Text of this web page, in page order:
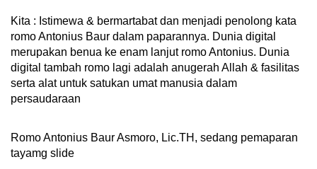
Kita : Istimewa & bermartabat dan menjadi penolong kata
romo Antonius Baur dalam paparannya. Dunia digital
merupakan benua ke enam lanjut romo Antonius. Dunia
digital tambah romo lagi adalah anugerah Allah & fasilitas
serta alat untuk satukan umat manusia dalam
persaudaraan
Romo Antonius Baur Asmoro, Lic.TH, sedang pemaparan
tayamg slide